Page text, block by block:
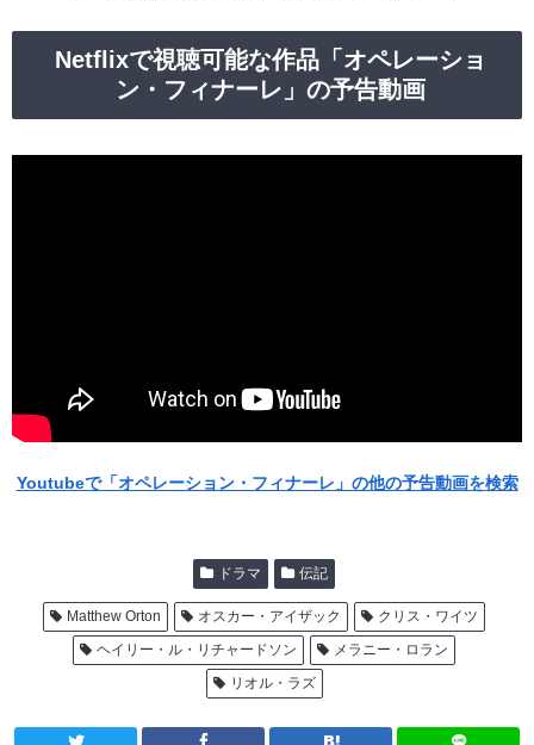
Netflixで視聴可能な作品「オペレーショ
ン・フィナーレ」の予告動画
Youtubeで「オペレーション・フィナーレ」の他の予告動画を検索
ドラマ 伝記
Matthew Orton オスカー・アイザック
クリス・ワイツ
ヘイリー・ル・リチャードソン
メラニー・ロラン
リオル・ラズ